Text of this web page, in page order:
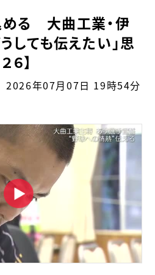
る 大曲工業・伊
しても伝えたい」思
】
2026年07月07日 19時54分